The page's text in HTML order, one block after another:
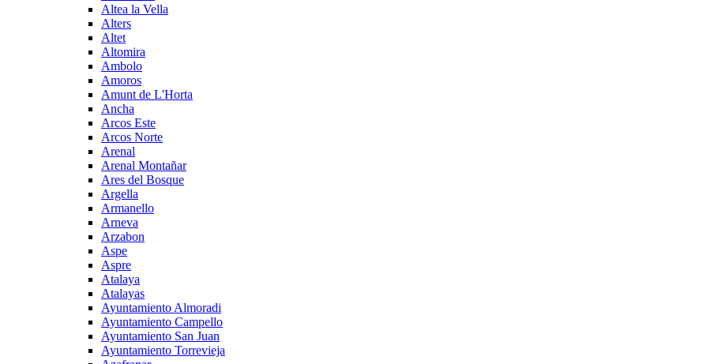
Altea la Vella
Alters
Altet
Altomira
Ambolo
Amoros
Amunt de L'Horta
Ancha
Arcos Este
Arcos Norte
Arenal
Arenal Montañar
Ares del Bosque
Argella
Armanello
Arneva
Arzabon
Aspe
Aspre
Atalaya
Atalayas
Ayuntamiento Almoradi
Ayuntamiento Campello
Ayuntamiento San Juan
Ayuntamiento Torrevieja